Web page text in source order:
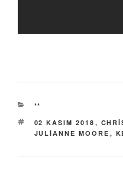
KATEGORILER
**
ETIKETLER
02 KASIM 2018 ,
JULIANNE MOORE ,